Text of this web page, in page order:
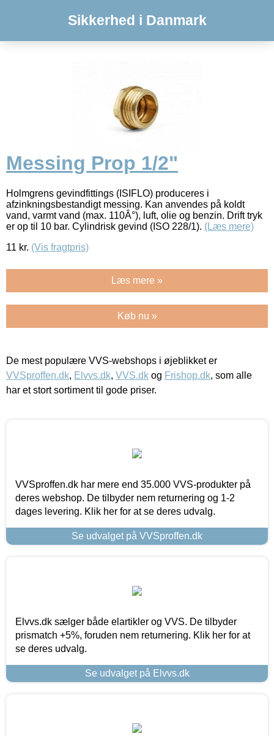
Sikkerhed i Danmark
Messing Prop 1/2"
Holmgrens gevindfittings (ISIFLO) produceres i
afzinkningsbestandigt messing. Kan anvendes på koldt
vand, varmt vand (max. 110Â°), luft, olie og benzin. Drift tryk
er op til 10 bar. Cylindrisk gevind (ISO 228/1). (Læs mere)
11 kr. (Vis fragtpris)
Læs mere »
Køb nu »
De mest populære VVS-webshops i øjeblikket er
VVSproffen.dk, Elvvs.dk, VVS.dk og Frishop.dk, som alle
har et stort sortiment til gode priser.
VVSproffen.dk har mere end 35.000 VVS-produkter på
deres webshop. De tilbyder nem returnering og 1-2
dages levering. Klik her for at se deres udvalg.
Se udvalget på VVSproffen.dk
Elvvs.dk sælger både elartikler og VVS. De tilbyder
prismatch +5%, foruden nem returnering. Klik her for at
se deres udvalg.
Se udvalget på Elvvs.dk